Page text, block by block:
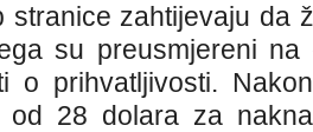
stranice zahtijevaju da
su preusmjereni
o prihvatljivosti.
od 28 dolara za